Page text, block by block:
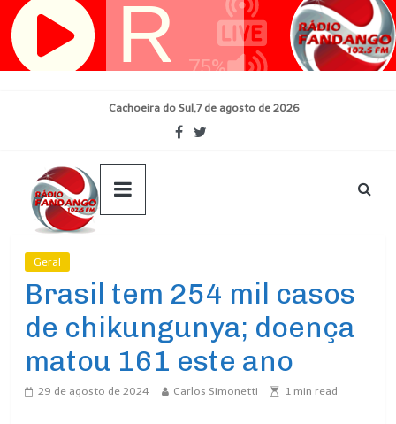
Pular
para
Cachoeira do Sul,7 de agosto de 2026
Geral
Brasil tem 254 mil casos
de chikungunya; doença
matou 161 este ano
29 de agosto de 2024 Carlos Simonetti 1 min read